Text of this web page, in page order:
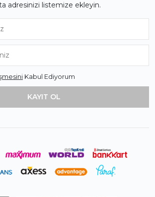
adresinizi listemize ekleyin.
Kabul Ediyorum